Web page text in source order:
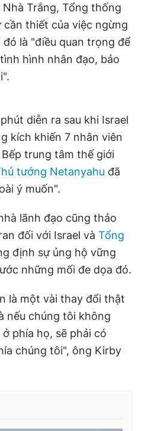
Trắng, Tổng thống
cần thiết của việc ngừng
là "điều quan trọng để
hình nhân đạo, bảo
diễn ra sau khi Israel
kích khiến 7 nhân viên
trung tâm thế giới
tướng Netanyahu đã
ý muốn".
lãnh đạo cũng thảo
đối với Israel và Tổng
định sự ủng hộ vững
những mối đe dọa đó.
là một vài thay đổi thật
nếu chúng tôi không
phía họ, sẽ phải có
chúng tôi", ông Kirby